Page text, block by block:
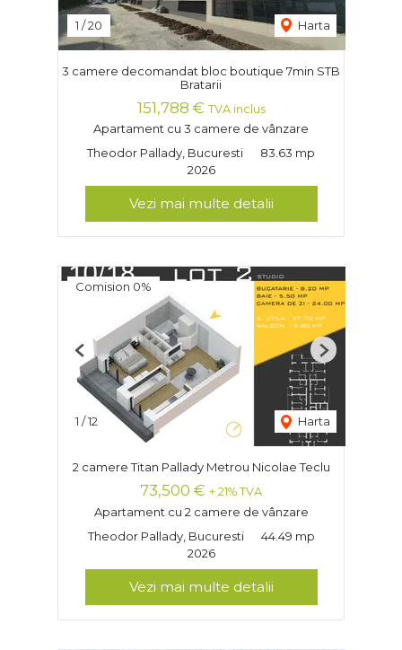
1 /20 Harta
3 camere decomandat bloc boutique 7min STB
Bratarii
151,788 € TVA inclus
Apartament cu 3 camere de vânzare
Theodor Pallady, Bucuresti
83.63 mp
2026
Vezi mai multe detalii
Comision 0%
1 /12 Harta
Previous Next
2 camere Titan Pallady Metrou Nicolae Teclu
73,500 € + 21% TVA
Apartament cu 2 camere de vânzare
Theodor Pallady, Bucuresti
44.49 mp
2026
Vezi mai multe detalii